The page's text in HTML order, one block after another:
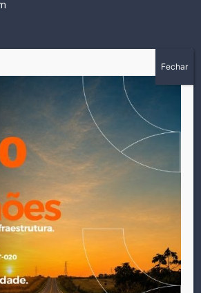
inicia em fevereiro de 2005 em
como um jornal impresso semanal,
mil assinantes. Durante 15 anos, foram
que narraram os acontecimentos
de Canarana e região. Fiel a sua
pela busca incessante da
a sua logo, com o característico "avião
sendo o símbolo do
veículo de comunicação com o
município. Em 06 de dezembro de 2019
impressa do jornal, que desde então
online.